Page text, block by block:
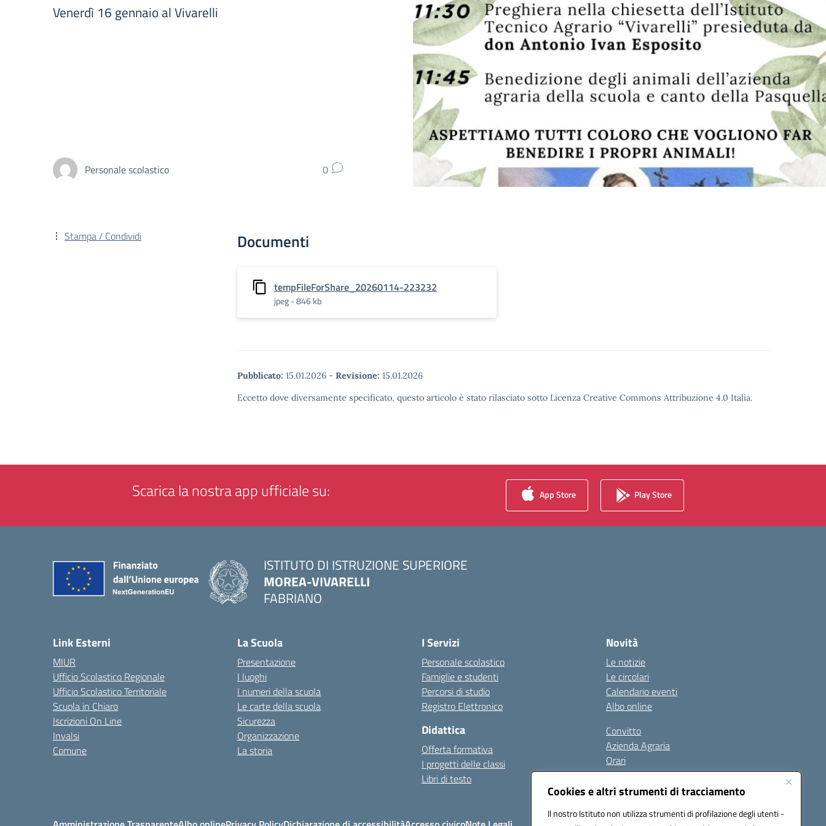
Cookies e altri strumenti di tracciamento
Il nostro Istituto non utilizza strumenti di profilazione degli utenti -
Venerdì 16 gennaio al Vivarelli
Personale scolastico 0
Documenti
tempFileForShare_20260114-223232
jpeg - 846 kb
Pubblicato: 15.01.2026 - Revisione: 15.01.2026
Eccetto dove diversamente specificato, questo articolo è stato rilasciato sotto Licenza Creative Commons Attribuzione 4.0 Italia.
Stampa / Condividi
Scarica la nostra app ufficiale su: App Store Play Store
ISTITUTO DI ISTRUZIONE SUPERIORE
MOREA-VIVARELLI
FABRIANO
Link Esterni
MIUR
Ufficio Scolastico Regionale
Ufficio Scolastico Territoriale
Scuola in Chiaro
Iscrizioni On Line
Invalsi
Comune
La Scuola
Presentazione
I luoghi
I numeri della scuola
Le carte della scuola
Sicurezza
Organizzazione
La storia
I Servizi
Personale scolastico
Famiglie e studenti
Percorsi di studio
Registro Elettronico
Didattica
Offerta formativa
I progetti delle classi
Libri di testo
Novità
Le notizie
Le circolari
Calendario eventi
Albo online
Convitto
Azienda Agraria
Orari
Contatti
Privacy Policy